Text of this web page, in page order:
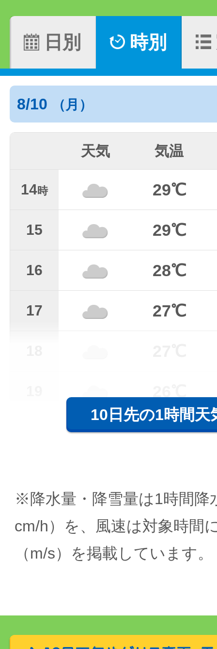
日別 時別
8/10 （月）
天気 気温
14時 29℃
15 29℃
16 28℃
17 27℃
10日先の1時間天
※降水量・降雪量は1時間降
cm/h）を、風速は対象時間
（m/s）を掲載しています。